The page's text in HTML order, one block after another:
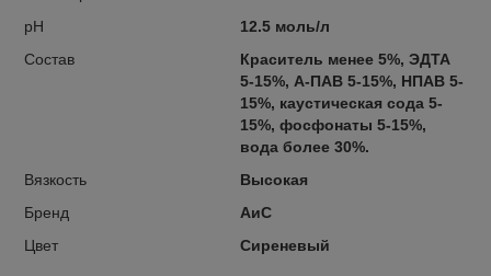
pH
12.5 моль/л
Состав
Краситель менее 5%, ЭДТА
5-15%, А-ПАВ 5-15%, НПАВ 5-
15%, каустическая сода 5-
15%, фосфонаты 5-15%,
вода более 30%.
Вязкость
Высокая
Бренд
АиС
Цвет
Сиреневый